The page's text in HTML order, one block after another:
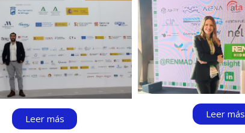
Leer más Leer más